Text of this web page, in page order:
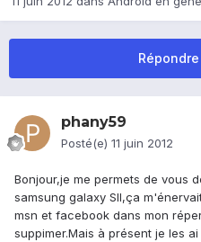
phany59
Posté(e) 11 juin 2012
Bonjour,je me permets de vous
samsung galaxy SII,ça
msn et facebook dans mon
suppimer.Mais à présent je les